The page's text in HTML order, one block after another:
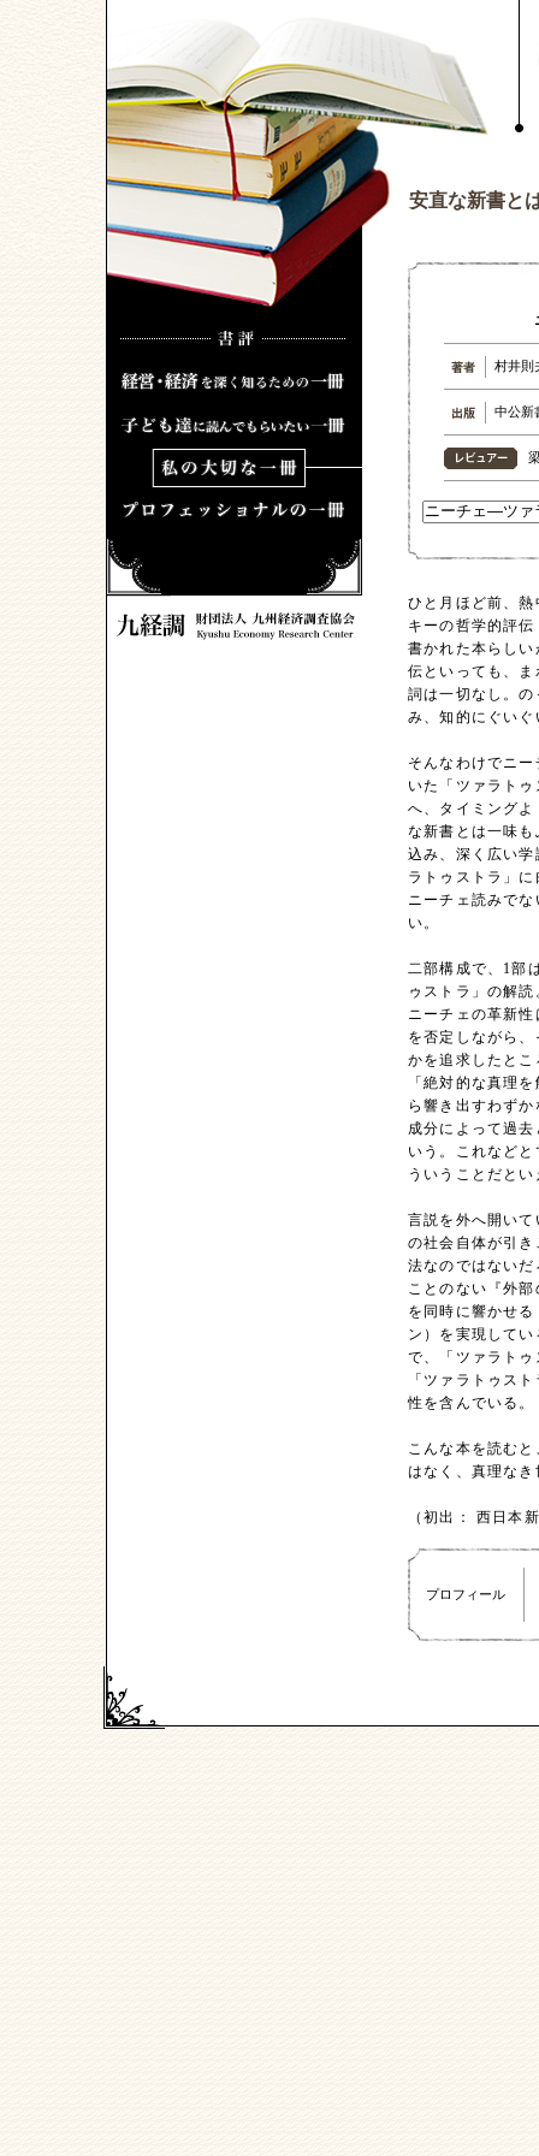
安直な新書と
村井則
中公新
ひと月ほど前、
キーの哲学的評
書かれた本らし
伝といっても、
詞は一切なし。
み、知的にぐい
そんなわけでニ
いた「ツァラト
へ、タイミング
な新書とは一味
込み、深く広い
ラトゥストラ」
ニーチェ読みで
い。
二部構成で、1部
ゥストラ」の解
ニーチェの革新
を否定しながら
かを追求したと
「絶対的な真理
ら響き出すわず
成分によって過
いう。これなど
ういうことだとい
言説を外へ開い
の社会自体が引
法なのではない
ことのない『外
を同時に響かせ
ン）を実現して
で、「ツァラト
「ツァラトゥス
性を含んでいる。
こんな本を読む
はなく、真理な
（初出： 西日
プロフィール